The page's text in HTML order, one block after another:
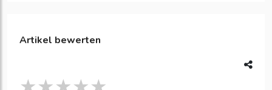
Artikel bewerten